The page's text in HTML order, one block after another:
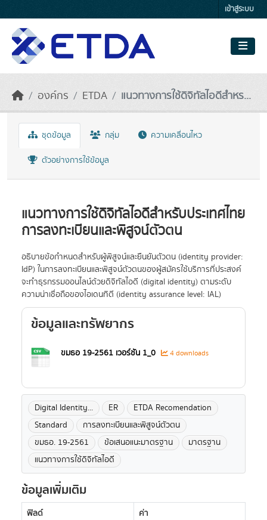
เข้าสู่ระบบ
องค์กร ETDA แนวทางการใช้ดิจิทัลไอดีสำหร...
ชุดข้อมูล กลุ่ม ความเคลื่อนไหว
ตัวอย่างการใช้ข้อมูล
แนวทางการใช้ดิจิทัลไอดีสำหรับประเทศไทย
การลงทะเบียนและพิสูจน์ตัวตน
อธิบายข้อกำหนดสำหรับผู้พิสูจน์และยืนยันตัวตน (identity provider:
IdP) ในการลงทะเบียนและพิสูจน์ตัวตนของผู้สมัครใช้บริการที่ประสงค์
จะทำธุรกรรมออนไลน์ด้วยดิจิทัลไอดี (digital identity) ตามระดับ
ความน่าเชื่อถือของไอเดนทิตี (identity assurance level: IAL)
ข้อมูลและทรัพยากร
ขมธอ 19-2561 เวอร์ชัน 1_0 4 downloads
Digital Identity... ER
ETDA Recomendation
Standard
การลงทะเบียนและพิสูจน์ตัวตน
ขมธอ. 19-2561
ข้อเสนอแนะมาตรฐาน
มาตรฐาน
แนวทางการใช้ดิจิทัลไอดี
ข้อมูลเพิ่มเติม
ฟิลด์
ค่า